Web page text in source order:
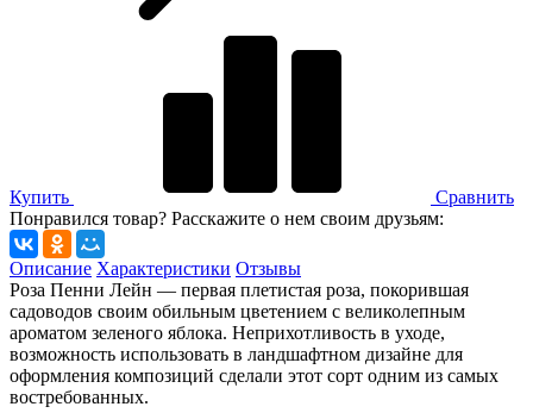
Купить
Сравнить
Понравился товар? Расскажите о нем своим друзьям:
Описание Характеристики Отзывы
Роза Пенни Лейн — первая плетистая роза, покорившая
садоводов своим обильным цветением с великолепным
ароматом зеленого яблока. Неприхотливость в уходе,
возможность использовать в ландшафтном дизайне для
оформления композиций сделали этот сорт одним из самых
востребованных.